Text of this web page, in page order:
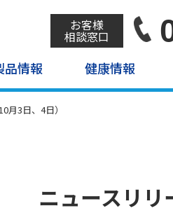
お客様
相談窓口
品情報 健康情報
月3日、4日）
ニュースリリ